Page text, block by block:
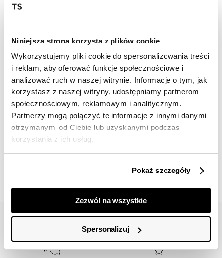
Niniejsza strona korzysta z plików cookie
Wykorzystujemy pliki cookie do spersonalizowania treści
i reklam, aby oferować funkcje społecznościowe i
analizować ruch w naszej witrynie. Informacje o tym, jak
korzystasz z naszej witryny, udostępniamy partnerom
społecznościowym, reklamowym i analitycznym.
Partnerzy mogą połączyć te informacje z innymi danymi
otrzymanymi od Ciebie lub uzyskanymi podczas
korzystania z ich usług.
Pokaż szczegóły
Zezwól na wszystkie
Spersonalizuj
SALE
HOT
Koszula w kratę
Cena regularna199,99 zł
Najniższa cena z 30 dni przed
obniżką
99,99 zł
HOT
Cena regularna79,99 zł
Najniższa cena z 30 dni przed
obniżką
39,99 zł